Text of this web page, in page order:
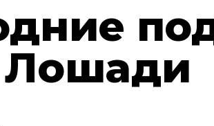
Лошади